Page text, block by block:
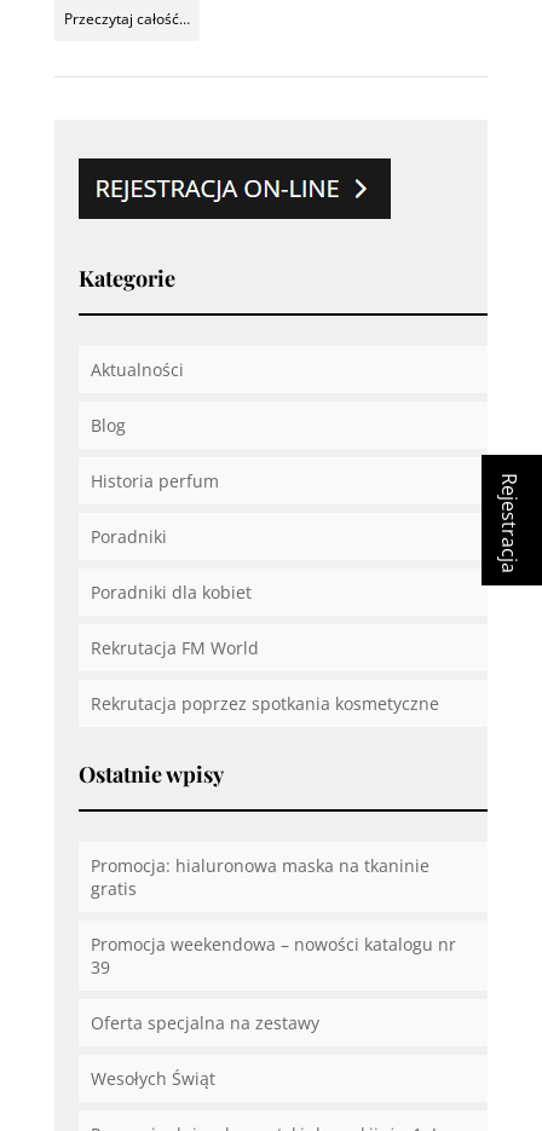
Rejestracja
Przeczytaj całość…
Kategorie
Aktualności
Blog
Historia perfum
Poradniki
Poradniki dla kobiet
Rekrutacja FM World
Rekrutacja poprzez spotkania kosmetyczne
Ostatnie wpisy
Promocja: hialuronowa maska na tkaninie
gratis
Promocja weekendowa – nowości katalogu nr
39
Oferta specjalna na zestawy
Wesołych Świąt